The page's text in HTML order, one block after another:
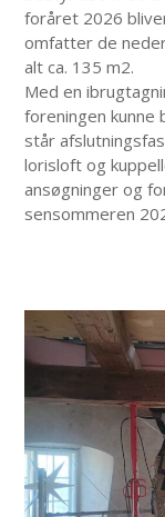
foråret 2026
omfatter de
alt ca. 135 m2.
Med en
foreningen kunne
står
lorisloft og
ansøgninger og
sensommeren